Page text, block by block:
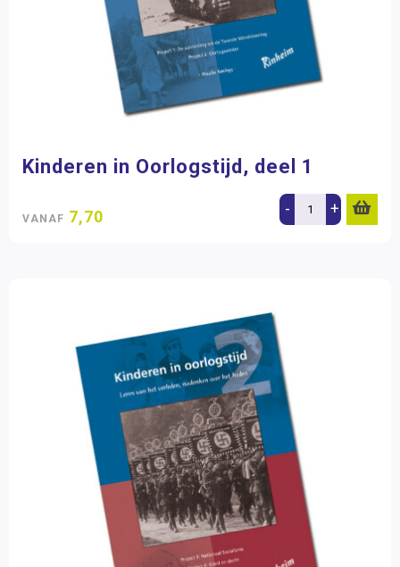
Kinderen in Oorlogstijd, deel 1
VANAF 7,70 - +